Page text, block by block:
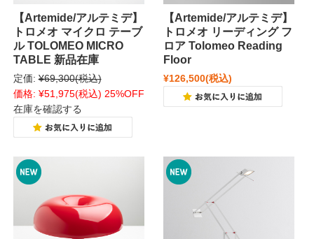
【Artemide/アルテミデ】
トロメオ マイクロ テーブ
ル TOLOMEO MICRO
TABLE 新品在庫
定価: ¥69,300(税込)
価格: ¥51,975(税込) 25%OFF
在庫を確認する
【Artemide/アルテミデ】
トロメオ リーディング フ
ロア Tolomeo Reading
Floor
¥126,500(税込)